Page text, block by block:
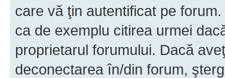
care vă ţin autentificat pe
ca de exemplu citirea urmei
proprietarul forumului. Dacă
deconectarea în/din forum,